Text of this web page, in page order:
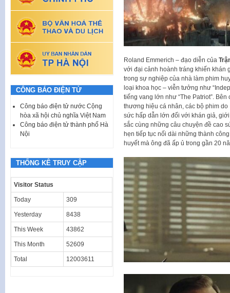
Roland Emmerich – đạo diễn của
với đại cảnh hoành tráng khiến khán
trong sự nghiệp của nhà làm phim
loại khoa học – viễn tưởng như
tiếng vang lớn như “The Patriot”.
thương hiệu cá nhân, các bộ phim
sức hấp dẫn lớn đối với khán giả,
sắc cùng những câu chuyện đề cao
hẹn tiếp tục nối dài những thành
huyết mà ông đã ấp ủ trong gần 20
CÔNG BÁO ĐIỆN TỬ
Công báo điện tử nước Cộng
hòa xã hội chủ nghĩa Việt Nam
Công báo điện tử thành phố Hà
Nội
THỐNG KÊ TRUY CẬP
Visitor Status
Today 309
Yesterday 8438
This Week 43862
This Month 52609
Total 12003611